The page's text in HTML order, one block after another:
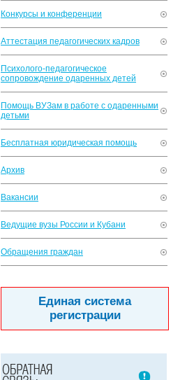
Конкурсы и конференции
Аттестация педагогических кадров
Психолого-педагогическое
сопровождение одаренных детей
Помощь ВУЗам в работе с одаренными
детьми
Бесплатная юридическая помощь
Архив
Вакансии
Ведущие вузы России и Кубани
Обращения граждан
Единая система
регистрации